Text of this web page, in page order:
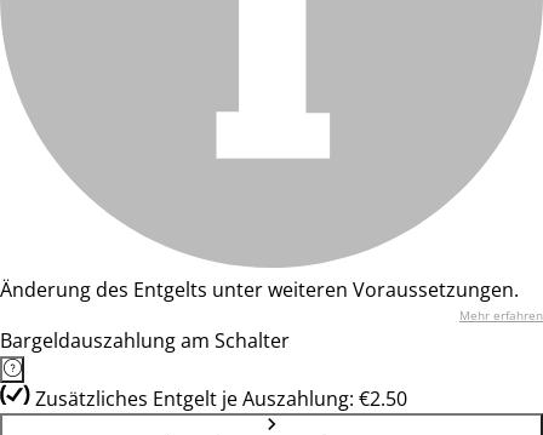
Änderung des Entgelts unter weiteren Voraussetzungen.
Mehr erfahren
Bargeldauszahlung am Schalter
Zusätzliches Entgelt je Auszahlung: €2.50